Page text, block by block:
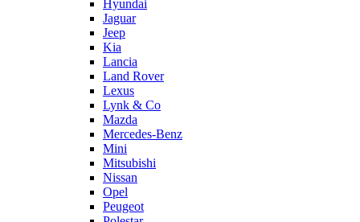
Hyundai
Jaguar
Jeep
Kia
Lancia
Land Rover
Lexus
Lynk & Co
Mazda
Mercedes-Benz
Mini
Mitsubishi
Nissan
Opel
Peugeot